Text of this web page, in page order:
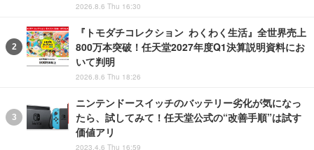
2026.8.6 Thu 16:30
『トモダチコレクション わくわく生活』全世界売上
800万本突破！任天堂2027年度Q1決算説明資料にお
いて判明
2026.8.6 Thu 18:26
ニンテンドースイッチのバッテリー劣化が気になっ
たら、試してみて！任天堂公式の“改善手順”は試す
価値アリ
2023.4.6 Thu 16:59